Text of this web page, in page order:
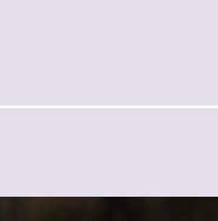
punk#kino